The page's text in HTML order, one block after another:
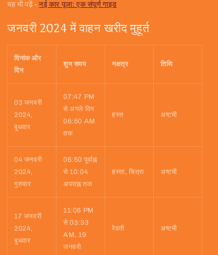
यह भी पढ़ें - नई कार पूजा: एक संपूर्ण गाइड
जनवरी 2024 में वाहन खरीद मुहूर्त
दिनांक और
दिन
शुभ समय नक्षत्र तिथि
03 जनवरी
2024,
बुधवार
07:47 PM
से अगले दिन
06:50 AM
तक
हस्त अष्टमी
04 जनवरी
2024,
गुरुवार
06:50 पूर्वाह्न
से 10:04
अपराह्न तक
हस्ता, चित्रा अष्टमी
17 जनवरी
2024,
बुधवार
11:06 PM
से 03:33
AM, 19
जनवरी
रेवती अष्टमी